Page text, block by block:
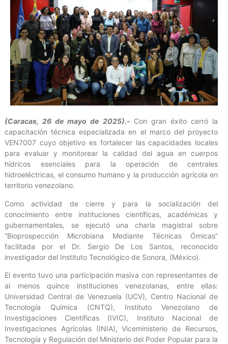
(Caracas, 26 de mayo de 2025).- Con gran éxito cerró la
capacitación técnica especializada en el marco del proyecto
VEN7007 cuyo objetivo es fortalecer las capacidades locales
para evaluar y monitorear la calidad del agua en cuerpos
hídricos esenciales para la operación de centrales
hidroeléctricas, el consumo humano y la producción agrícola en
territorio venezolano.
Como actividad de cierre y para la socialización del
conocimiento entre instituciones científicas, académicas y
gubernamentales, se ejecutó una charla magistral sobre
“Bioprospección Microbiana Mediante Técnicas Ómicas”
facilitada por el Dr. Sergio De Los Santos, reconocido
investigador del Instituto Tecnológico de Sonora, (México).
El evento tuvo una participación masiva con representantes de
al menos quince instituciones venezolanas, entre ellas:
Universidad Central de Venezuela (UCV), Centro Nacional de
Tecnología Química (CNTQ), Instituto Venezolano de
Investigaciones Científicas (IVIC), Instituto Nacional de
Investigaciones Agrícolas (INIA), Viceministerio de Recursos,
Tecnología y Regulación del Ministerio del Poder Popular para la